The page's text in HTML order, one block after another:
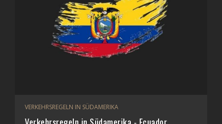
VERKEHRSREGELN IN SÜDAMERIKA